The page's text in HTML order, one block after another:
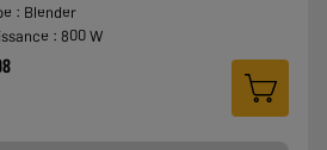
: Blender
: 800 W